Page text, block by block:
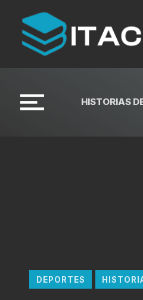
HISTORIAS
DEPORTES